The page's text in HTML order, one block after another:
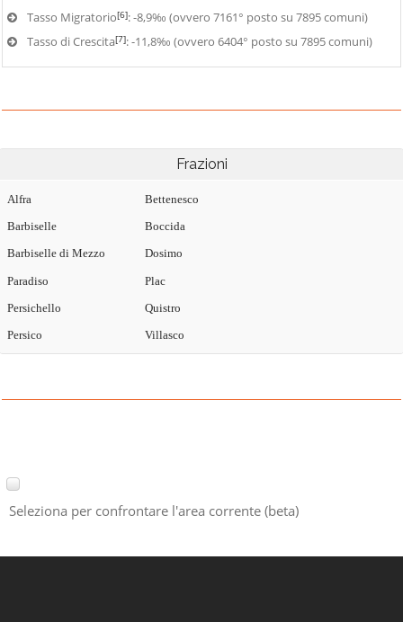
Tasso Migratorio[6]: -8,9‰ (ovvero 7161° posto su 7895 comuni)
Tasso di Crescita[7]: -11,8‰ (ovvero 6404° posto su 7895 comuni)
Frazioni
Alfra
Barbiselle
Barbiselle di Mezzo
Bettenesco
Boccida
Dosimo
Paradiso
Persichello
Persico
Plac
Quistro
Villasco
Seleziona per confrontare l'area corrente (beta)